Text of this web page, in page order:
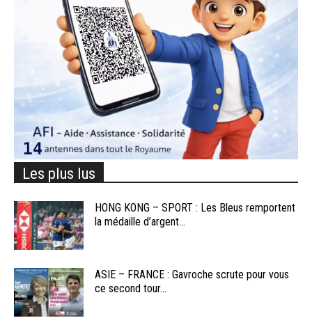
Les plus lus
HONG KONG – SPORT : Les Bleus remportent
la médaille d’argent...
ASIE – FRANCE : Gavroche scrute pour vous
ce second tour...